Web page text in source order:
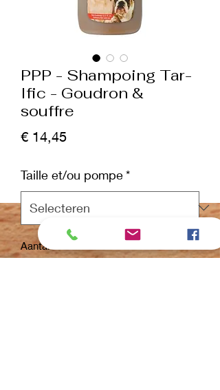
PPP - Shampoing Tar-
Ific - Goudron &
souffre
€ 14,45Prijs
Taille et/ou pompe*
Aantal